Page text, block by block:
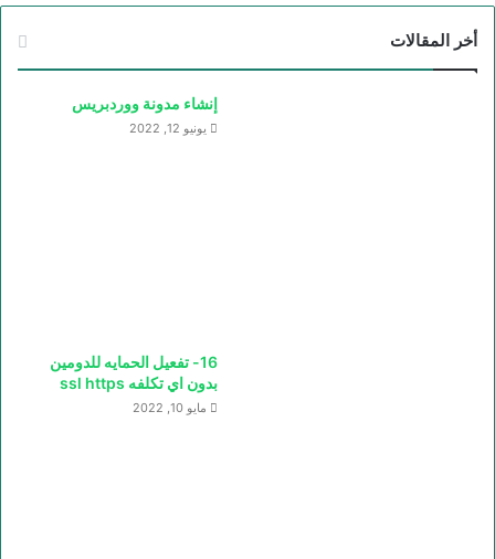
أخر المقالات
إنشاء مدونة ووردبريس
يونيو 12, 2022
16- تفعيل الحمايه للدومين
بدون اي تكلفه ssl https
مايو 10, 2022